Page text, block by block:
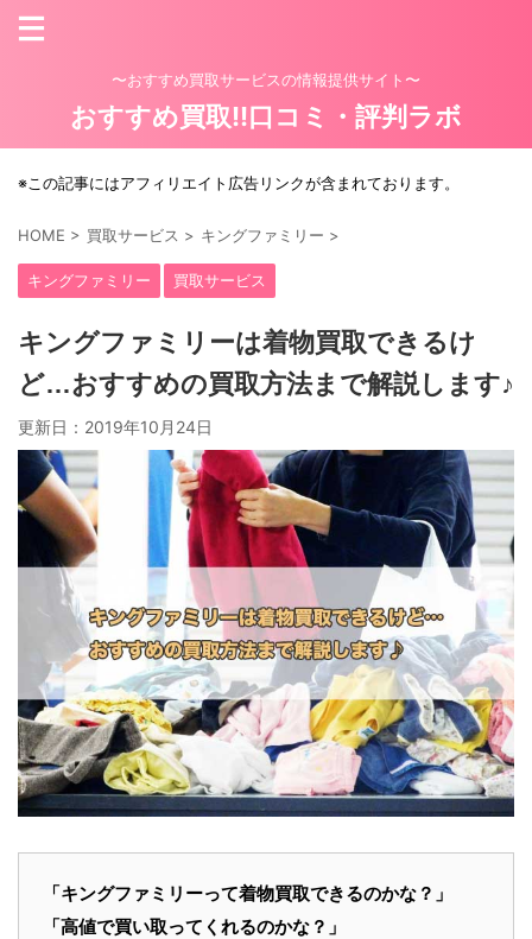
〜おすすめ買取サービスの情報提供サイト〜
おすすめ買取!!口コミ・評判ラボ
※この記事にはアフィリエイト広告リンクが含まれております。
HOME > 買取サービス > キングファミリー >
キングファミリー 買取サービス
キングファミリーは着物買取できるけ
ど…おすすめの買取方法まで解説します♪
更新日： 2019年10月24日
「キングファミリーって着物買取できるのかな？」
「高値で買い取ってくれるのかな？」